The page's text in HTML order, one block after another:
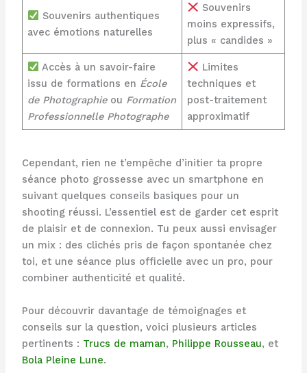
Souvenirs authentiques
avec émotions naturelles
Souvenirs
moins expressifs,
plus « candides »
Accès à un savoir-faire
issu de formations en École
de Photographieou Formation
Professionnelle Photographe
Limites
techniques et
post-traitement
approximatif
Cependant, rien ne t’empêche d’initier ta propre
séance photo grossesse avec un smartphone en
suivant quelques conseils basiques pour un
shooting réussi. L’essentiel est de garder cet esprit
de plaisir et de connexion. Tu peux aussi envisager
un mix : des clichés pris de façon spontanée chez
toi, et une séance plus officielle avec un pro, pour
combiner authenticité et qualité.
Pour découvrir davantage de témoignages et
conseils sur la question, voici plusieurs articles
pertinents : Trucs de maman, Philippe Rousseau, et
Bola Pleine Lune.